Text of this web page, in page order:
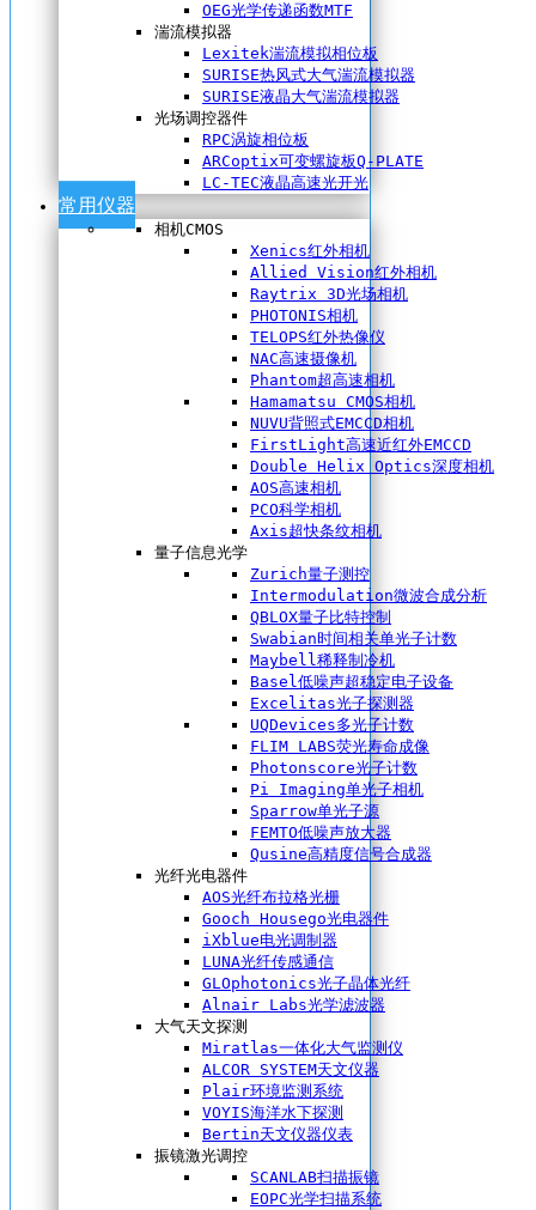
OEG光学传递函数MTF
湍流模拟器
Lexitek湍流模拟相位板
SURISE热风式大气湍流模拟器
SURISE液晶大气湍流模拟器
光场调控器件
RPC涡旋相位板
ARCoptix可变螺旋板Q-PLATE
LC-TEC液晶高速光开光
常用仪器
相机CMOS
Xenics红外相机
Allied Vision红外相机
Raytrix 3D光场相机
PHOTONIS相机
TELOPS红外热像仪
NAC高速摄像机
Phantom超高速相机
Hamamatsu CMOS相机
NUVU背照式EMCCD相机
FirstLight高速近红外EMCCD
Double Helix Optics深度相机
AOS高速相机
PCO科学相机
Axis超快条纹相机
量子信息光学
Zurich量子测控
Intermodulation微波合成分析
QBLOX量子比特控制
Swabian时间相关单光子计数
Maybell稀释制冷机
Basel低噪声超稳定电子设备
Excelitas光子探测器
UQDevices多光子计数
FLIM LABS荧光寿命成像
Photonscore光子计数
Pi Imaging单光子相机
Sparrow单光子源
FEMTO低噪声放大器
Qusine高精度信号合成器
光纤光电器件
AOS光纤布拉格光栅
Gooch Housego光电器件
iXblue电光调制器
LUNA光纤传感通信
GLOphotonics光子晶体光纤
Alnair Labs光学滤波器
大气天文探测
Miratlas一体化大气监测仪
ALCOR SYSTEM天文仪器
Plair环境监测系统
VOYIS海洋水下探测
Bertin天文仪器仪表
振镜激光调控
SCANLAB扫描振镜
EOPC光学扫描系统